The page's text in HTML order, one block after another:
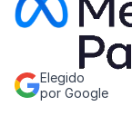
Elegido
por Google